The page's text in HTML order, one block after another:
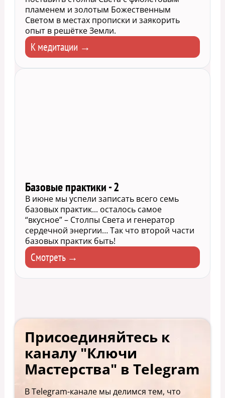
пламенем и золотым Божественным
Светом в местах прописки и заякорить
опыт в решётке Земли.
К медитации →
Базовые практики - 2
В июне мы успели записать всего семь
базовых практик... осталось самое
“вкусное” – Столпы Света и генератор
сердечной энергии… Так что второй части
базовых практик быть!
Смотреть →
Присоединяйтесь к
каналу "Ключи
Мастерства" в Telegram
В Telegram-канале мы делимся тем, что